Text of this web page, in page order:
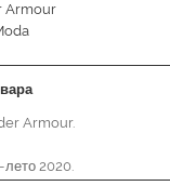
Armour
Armour.
2020.